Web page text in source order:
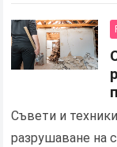
строго спазване
Съвети и
разрушаване на